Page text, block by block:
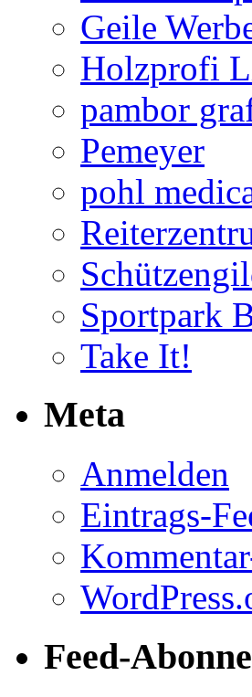
Geile
Holzprofi
pambor
Pemeyer
pohl
Sportpark
Take It!
Meta
Anmelden
Eintrags-
Feed-